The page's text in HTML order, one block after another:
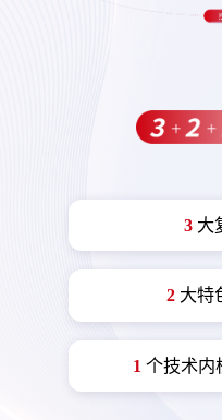
3 大
2 大特
1 个技术内